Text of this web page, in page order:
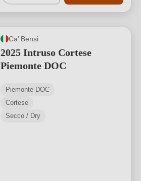
Ca’ Bensi
2025 Intruso Cortese
Piemonte DOC
Piemonte DOC
Cortese
Secco / Dry